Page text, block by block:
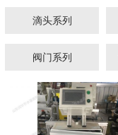
滴头系列
阀门系列